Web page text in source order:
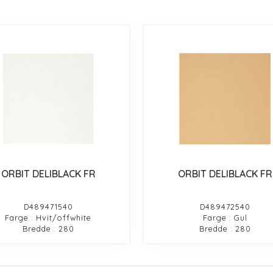
ORBIT DELIBLACK FR
D489471540
Farge : Hvit/offwhite
Bredde : 280
ORBIT DELIBLACK FR
D489472540
Farge : Gul
Bredde : 280